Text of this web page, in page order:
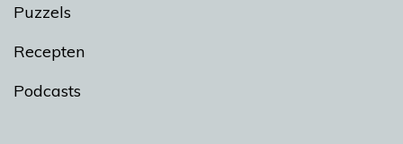
Puzzels
Recepten
Podcasts